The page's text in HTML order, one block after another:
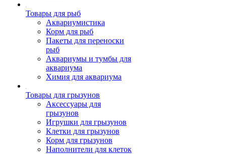
Товары для рыб
Аквариумистика
Корм для рыб
Пакеты для переноски
рыб
Аквариумы и тумбы для
аквариума
Химия для аквариума
Товары для грызунов
Аксессуары для
грызунов
Игрушки для грызунов
Клетки для грызунов
Корм для грызунов
Наполнители для клеток